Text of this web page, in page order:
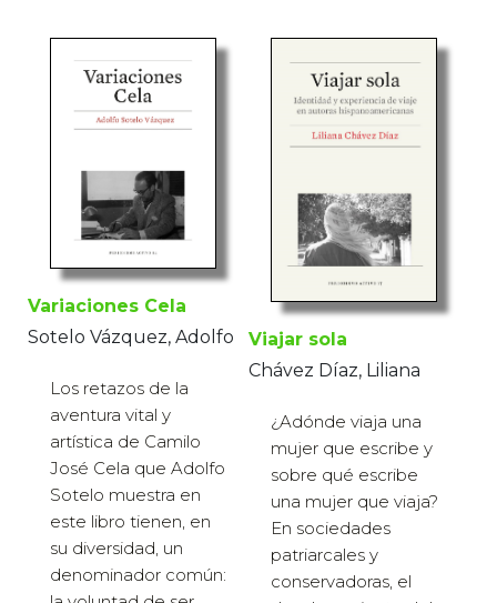
Variaciones Cela
Sotelo Vázquez, Adolfo
Los retazos de la
aventura vital y
artística de Camilo
José Cela que Adolfo
Sotelo muestra en
este libro tienen, en
su diversidad, un
denominador común:
Viajar sola
Chávez Díaz, Liliana
¿Adónde viaja una
mujer que escribe y
sobre qué escribe
una mujer que viaja?
En sociedades
patriarcales y
conservadoras, el